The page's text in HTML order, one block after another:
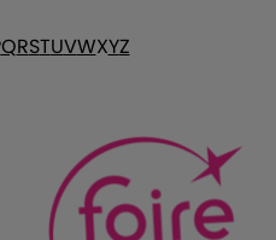
QRSTUVWXYZ